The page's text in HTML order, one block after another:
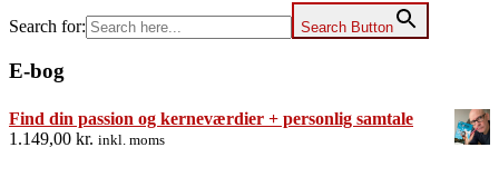
Search for: Search Button
E-bog
Find din passion og kerneværdier + personlig samtale
1.149,00 kr. inkl. moms